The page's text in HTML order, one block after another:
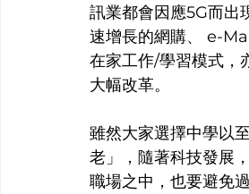
訊業都會因應5G而出
速增長的網購、 e-
在家工作/學習模式，
大幅改革。
雖然大家選擇中學以
老」，隨著科技發展
職場之中，也要避免